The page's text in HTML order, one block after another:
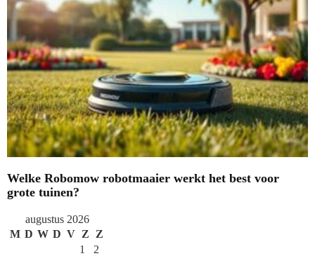
Welke Robomow robotmaaier werkt het best voor
grote tuinen?
augustus 2026
M D W D V Z
Z
1
2